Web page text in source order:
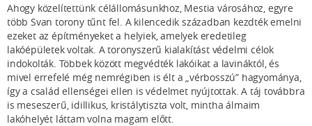
Ahogy közelítettünk célállomásunkhoz, Mestia városához, egyre
több Svan torony tűnt fel. A kilencedik században kezdték emelni
ezeket az építményeket a helyiek, amelyek eredetileg
lakóépületek voltak. A toronyszerű kialakítást védelmi célok
indokolták. Többek között megvédték lakóikat a lavináktól, és
mivel errefelé még nemrégiben is élt a „vérbosszú” hagyománya,
így a család ellenségei ellen is védelmet nyújtottak. A táj továbbra
is meseszerű, idillikus, kristálytiszta volt, mintha álmaim
lakóhelyét láttam volna magam előtt.